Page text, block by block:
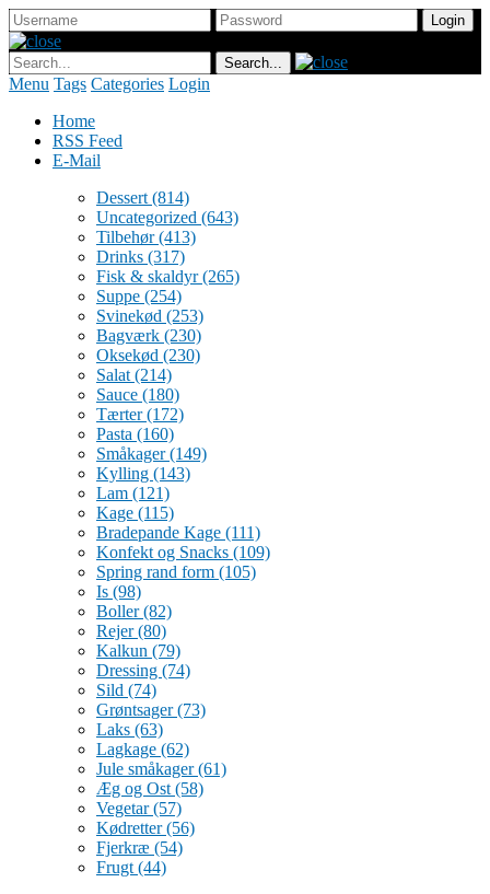
Menu Tags Categories Login
Home
RSS Feed
E-Mail
Dessert (814)
Uncategorized (643)
Tilbehør(413)
Drinks (317)
Fisk & skaldyr(265)
Suppe (254)
Svinekød (253)
Bagværk (230)
Oksekød (230)
Salat (214)
Sauce (180)
Tærter(172)
Pasta (160)
Småkager(149)
Kylling (143)
Lam (121)
Kage (115)
Bradepande Kage (111)
Konfekt og Snacks (109)
Spring rand form (105)
Is (98)
Boller(82)
Rejer(80)
Kalkun (79)
Dressing (74)
Sild (74)
Grøntsager(73)
Laks (63)
Lagkage (62)
Jule småkager(61)
Æg og Ost (58)
Vegetar(57)
Kødretter(56)
Fjerkræ (54)
Frugt (44)